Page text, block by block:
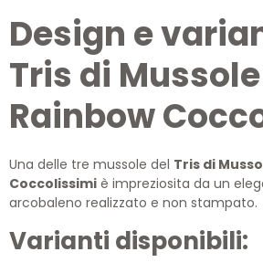
Design e
Tris di Mussole
Rainbow
Una delle tre mussole del Tris di
Coccolissimi è impreziosita da un
arcobaleno realizzato e non stampato.
Varianti disponibili: